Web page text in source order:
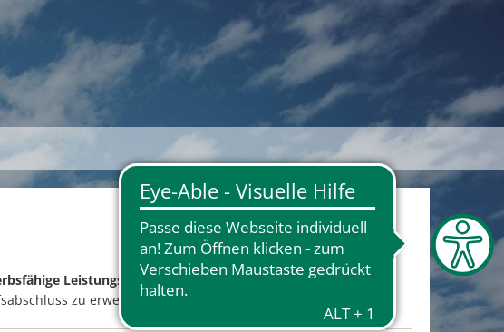
Leistungsberechtigte (ELB) bietet das Jobcenter Kreis
zu erwerben.